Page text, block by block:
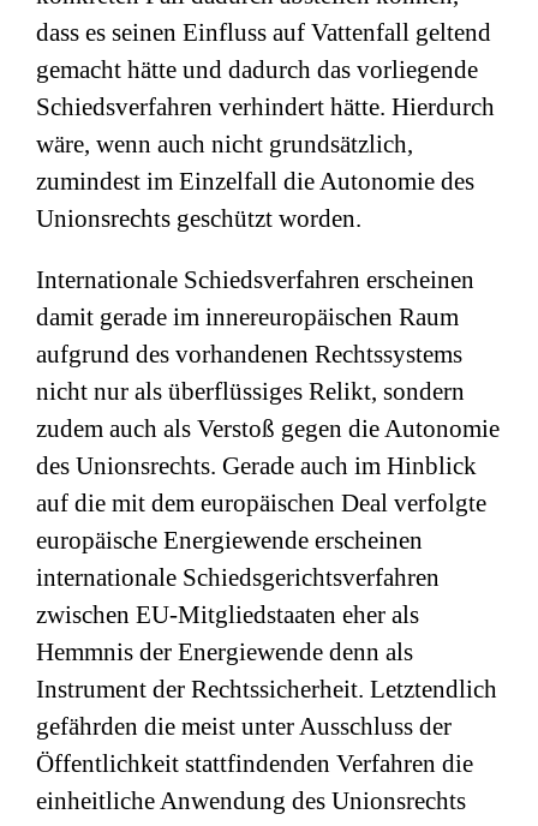
dass es seinen Einfluss auf Vattenfall geltend
gemacht hätte und dadurch das vorliegende
Schiedsverfahren verhindert hätte. Hierdurch
wäre, wenn auch nicht grundsätzlich,
zumindest im Einzelfall die Autonomie des
Unionsrechts geschützt worden.
Internationale Schiedsverfahren erscheinen
damit gerade im innereuropäischen Raum
aufgrund des vorhandenen Rechtssystems
nicht nur als überflüssiges Relikt, sondern
zudem auch als Verstoß gegen die Autonomie
des Unionsrechts. Gerade auch im Hinblick
auf die mit dem europäischen Deal verfolgte
europäische Energiewende erscheinen
internationale Schiedsgerichtsverfahren
zwischen EU-Mitgliedstaaten eher als
Hemmnis der Energiewende denn als
Instrument der Rechtssicherheit. Letztendlich
gefährden die meist unter Ausschluss der
Öffentlichkeit stattfindenden Verfahren die
einheitliche Anwendung des Unionsrechts